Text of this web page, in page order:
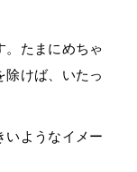
。たまにめちゃ
除けば、いたっ
いようなイメー